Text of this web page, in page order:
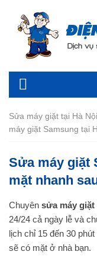
Sửa máy giặt tại Hà
máy giặt Samsung tại
Sửa máy giặt
mặt nhanh
Chuyên sửa máy giặt
24/24 cả ngày lễ và
lịch chỉ 15 đến 30
sẽ có mặt ở nhà bạn.